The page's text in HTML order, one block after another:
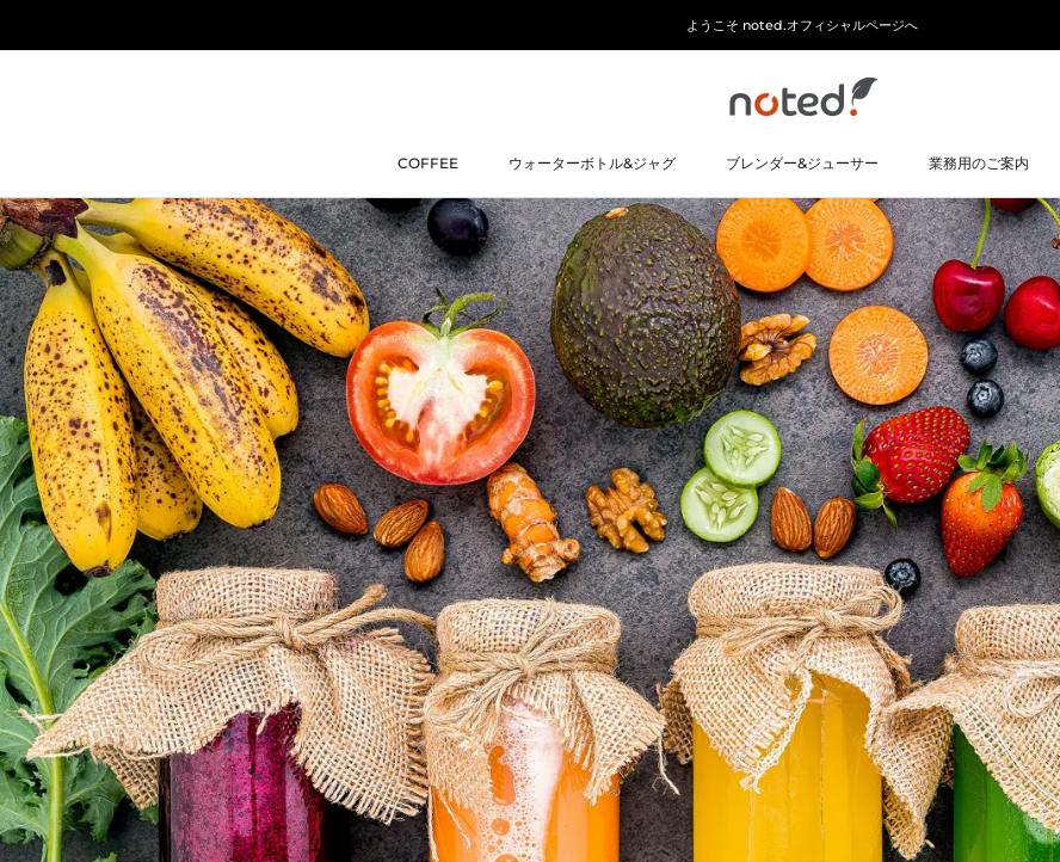
ン
テ
ン
ツ
に
移
動
す
る
ようこそ noted.オフィシャルページへ
COFFEE
ウォーターボトル&ジャグ
ブレンダー&ジューサー
業務用のご案内